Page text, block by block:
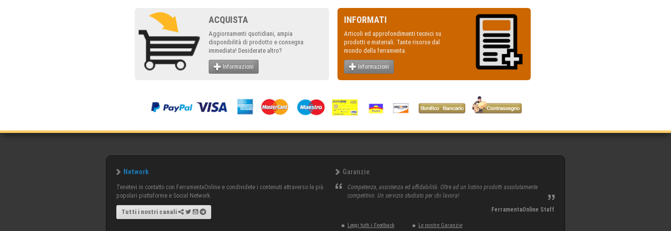
ACQUISTA
Aggiornamenti quotidiani, ampia
disponibilità di prodotto e consegna
immediata! Desiderate altro?
Informazioni
INFORMATI
Articoli ed approfondimenti tecnici su
prodotti e materiali. Tante risorse dal
mondo della ferramenta.
Informazioni
Network
Tenetevi in contatto con FerramentaOnline e condividete i contenuti attraverso le più
popolari piattaforme e Social Network.
Tutti i nostri canali
Garanzie
Competenza, assistenza ed affidabilità. Oltre ad un listino prodotti assolutamente
competitivo. Un servizio studiato per chi lavora!
FerramentaOnline Staff
Leggi tutti i Feedback Le nostre Garanzie